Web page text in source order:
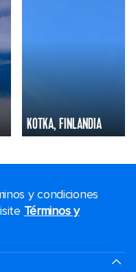
KOTKA, FINLANDIA
y condiciones
Términos y